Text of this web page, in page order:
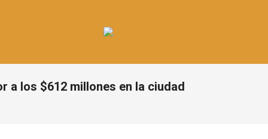
a los $612 millones en la ciudad